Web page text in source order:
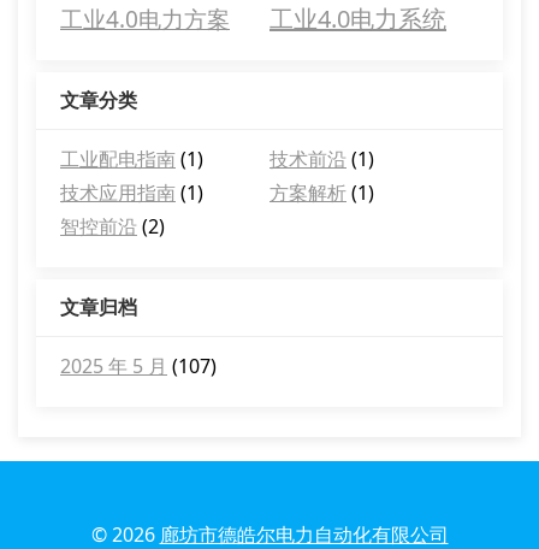
工业4.0电力方案 工业4.0电力系统
文章分类
工业配电指南(1) 技术前沿 (1)
技术应用指南(1) 方案解析(1)
智控前沿 (2)
文章归档
2025 年 5 月 (107)
© 2026 廊坊市德皓尔电力自动化有限公司